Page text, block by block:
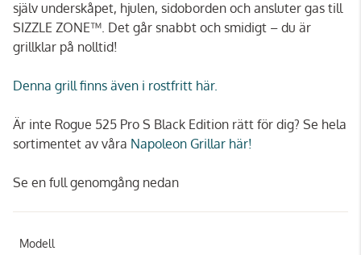
själv underskåpet, hjulen, sidoborden och ansluter gas till
SIZZLE ZONE™. Det går snabbt och smidigt – du är
grillklar på nolltid!
Denna grill finns även i rostfritt här.
Är inte Rogue 525 Pro S Black Edition rätt för dig? Se hela
sortimentet av våra Napoleon Grillar här!
Se en full genomgång nedan
Modell